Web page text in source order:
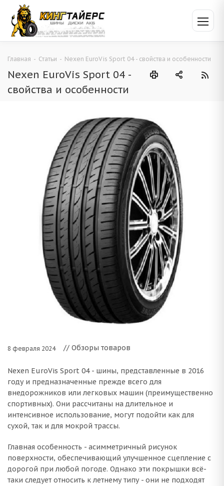
Главная - Статьи - Nexen EuroVis Sport 04 - свойства и особенности
Nexen EuroVis Sport 04 -
свойства и особенности
8 февраля 2024 // Обзоры товаров
Nexen EuroVis Sport 04 - шины, представленные в 2016
году и предназначенные прежде всего для
внедорожников или легковых машин (преимущественно
спортивных). Они рассчитаны на длительное и
интенсивное использование, могут подойти как для
сухой, так и для мокрой трассы.
Главная особенность - асимметричный рисунок
поверхности, обеспечивающий улучшенное сцепление с
дорогой при любой погоде. Однако эти покрышки всё-
таки следует относить к летнему типу - они не подходят